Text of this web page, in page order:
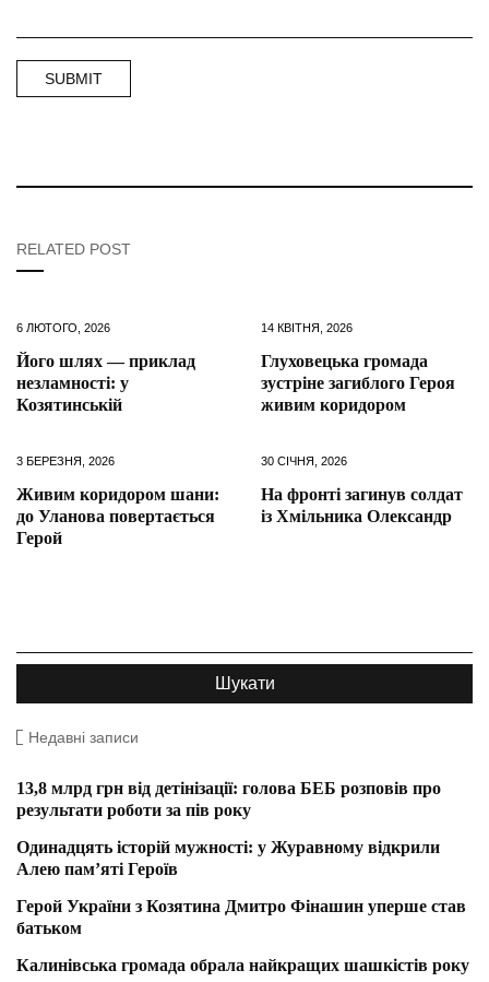
RELATED POST
6 ЛЮТОГО, 2026
Його шлях — приклад
незламності: у
Козятинській
14 КВІТНЯ, 2026
Глуховецька громада
зустріне загиблого Героя
живим коридором
3 БЕРЕЗНЯ, 2026
Живим коридором шани:
до Уланова повертається
Герой
30 СІЧНЯ, 2026
На фронті загинув солдат
із Хмільника Олександр
Недавні записи
13,8 млрд грн від детінізації: голова БЕБ розповів про
результати роботи за пів року
Одинадцять історій мужності: у Журавному відкрили
Алею пам’яті Героїв
Герой України з Козятина Дмитро Фінашин уперше став
батьком
Калинівська громада обрала найкращих шашкістів року